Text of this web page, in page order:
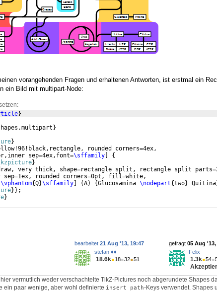
vorangehenden Fragen und erhaltenen Antworten, ist erstmal ein
ein Bild mit multipart-Node:
}
}
}
rounded corners=4ex,
sep=4ex,font=
\sffamily
{
}
very thick, shape=rectangle split, rectangle split
sep=1ex, rounded corners=0pt, fill=white,
\vphantom{Q}\sffamily (A) {Glucosamina \nodepart{two} Quitina
} } ;
}
gefragt 05 Aug '13,
Felix
1.3k●54●
bearbeitet 21 Aug '13, 19:47
stefan ♦♦
18.6k●18●32●51
vermutlich weder verschachtelte TikZ-Pictures noch abgerundete Shapes
ein paar wenige, aber wohl definierte insert path-Keys verwendet. Shapes